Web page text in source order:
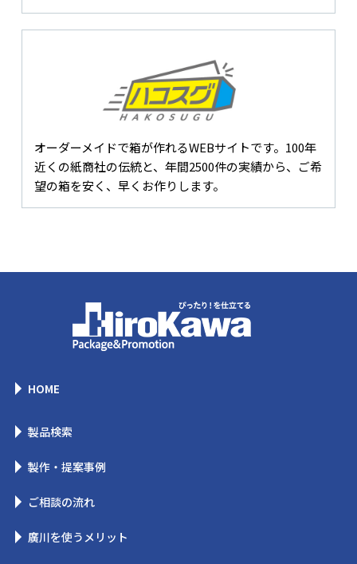
オーダーメイドで箱が作れるWEBサイトです。100年
近くの紙商社の伝統と、年間2500件の実績から、ご希
望の箱を安く、早くお作りします。
HOME
製品検索
製作・提案事例
ご相談の流れ
廣川を使うメリット